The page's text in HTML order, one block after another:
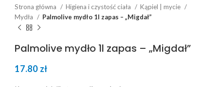
Strona główna Higiena i czystość ciała
Kąpiel | mycie
Mydła
Palmolive mydło 1l zapas – „Migdał”
Palmolive mydło 1l zapas – „Migdał”
17.80 zł